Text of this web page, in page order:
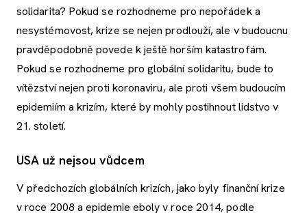
solidarita? Pokud se rozhodneme pro nepořádek a
nesystémovost, krize se nejen prodlouží, ale v budoucnu
pravděpodobně povede k ještě horším katastrofám.
Pokud se rozhodneme pro globální solidaritu, bude to
vítězství nejen proti koronaviru, ale proti všem budoucím
epidemiím a krizím, které by mohly postihnout lidstvo v
21. století.
USA už nejsou vůdcem
V předchozích globálních krizích, jako byly finanční krize
v roce 2008 a epidemie eboly v roce 2014, podle